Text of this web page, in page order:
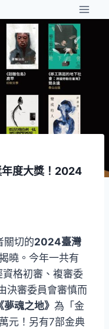
年度大獎！2024
關切的2024臺灣
曉。今年一共有
格初審、複審委
決審委員會審慎而
魂之地》 為「金
元！另有7部金典